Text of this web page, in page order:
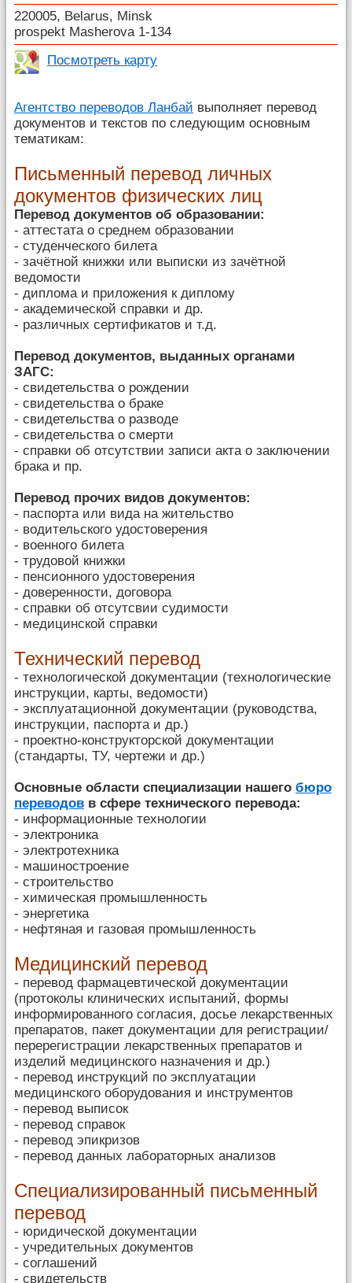
220005, Belarus, Minsk
prospekt Masherova 1-134
Посмотреть карту
Агентство переводов Ланбай выполняет перевод
документов и текстов по следующим основным
тематикам:
Письменный перевод личных
документов физических лиц
Перевод документов об образовании:
- аттестата о среднем образовании
- студенческого билета
- зачётной книжки или выписки из зачётной
ведомости
- диплома и приложения к диплому
- академической справки и др.
- различных сертификатов и т.д.
Перевод документов, выданных органами
ЗАГС:
- свидетельства о рождении
- свидетельства о браке
- свидетельства о разводе
- свидетельства о смерти
- справки об отсутствии записи акта о заключении
брака и пр.
Перевод прочих видов документов:
- паспорта или вида на жительство
- водительского удостоверения
- военного билета
- трудовой книжки
- пенсионного удостоверения
- доверенности, договора
- справки об отсутсвии судимости
- медицинской справки
Технический перевод
- технологической документации (технологические
инструкции, карты, ведомости)
- эксплуатационной документации (руководства,
инструкции, паспорта и др.)
- проектно-конструкторской документации
(стандарты, ТУ, чертежи и др.)
Основные области специализации нашего бюро
переводов в сфере технического перевода:
- информационные технологии
- электроника
- электротехника
- машиностроение
- строительство
- химическая промышленность
- энергетика
- нефтяная и газовая промышленность
Медицинский перевод
- перевод фармацевтической документации
(протоколы клинических испытаний, формы
информированного согласия, досье лекарственных
препаратов, пакет документации для регистрации/
перерегистрации лекарственных препаратов и
изделий медицинского назначения и др.)
- перевод инструкций по эксплуатации
медицинского оборудования и инструментов
- перевод выписок
- перевод справок
- перевод эпикризов
- перевод данных лабораторных анализов
Специализированный письменный
перевод
- юридической документации
- учредительных документов
- соглашений
- свидетельств